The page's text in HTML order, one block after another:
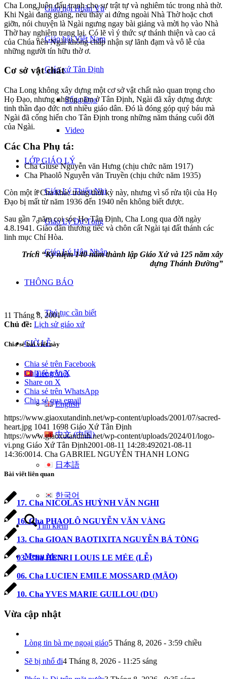
Giáo hội Hoàn Vũ
Giáo hội Việt Nam
Giáo xứ Tân Định
Sống Đạo
Video
LỚP GIÁO LÝ
Giáo Lý Thiếu Nhi
Giáo Lý Dự Tòng
Giáo Lý Hôn Nhân
THÔNG BÁO
Thủ tục cần biết
GIỜ LỄ
Tiếng Việt
English
中文 (中国)
日本語
한국어
Tìm kiếm
Menu Menu
Cha Long luôn đấu tranh cho sự trật tự và nghiêm túc trong nhà thờ.
Khi Ngài đang giảng, nếu thấy ai đứng ngoài Nhà Thờ hoặc chơi
giỡn, nói chuyện là Ngài ngưng ngay bài giảng và mời họ vào Nhà
Thờ hay nghiêm trang lại. Có lẽ vì ý thức sự thánh thiện và cao cả
của Chúa nên Ngài không chấp nhận sự lãnh đạm và vô lễ của
những người tín hữu thờ ơ.
Cơ sở vật chất
Cha Long không xây dựng một cơ sở vật chất nào quan trọng cho
Họ Đạo, nhưng những năm ở Tân Định, Ngài đã xây dựng được
tinh thần đạo đức nơi nhiều giáo dân. Đó là đóng góp quý báu mà
Ngài đã cống hiến cho Tân Định trong những năm tháng cuối đời
của Ngài.
Các Cha Phụ tá:
Cha Giuse Nguyễn văn Hưng (chịu chức năm 1917)
Cha Phaolô Nguyễn văn Truyền (chịu chức năm 1935)
Còn một ít Cha khác trong thời kỳ này, nhưng vì sổ rửa tội của Họ
Đạo bị mất từ năm 1936 đến 1940 nên không biết được.
Sau gần 7 năm coi sóc Họ Tân Định, Cha Long qua đời ngày
4.8.1941. Giáo dân thương tiếc và chôn cất Ngài tại đất thánh các
linh mục Chí Hòa.
Trích “Kỷ niệm 140 năm thành lập Giáo Xứ và 125 năm xây
dựng Thánh Đường”
11 Tháng 8, 2001
Chủ đề: Lịch sử giáo xứ
Chia sẻ bài viết này
Chia sẻ trên Facebook
Chia sẻ trên X
Share on X
Chia sẻ trên WhatsApp
Chia sẻ qua email
https://www.giaoxutandinh.net/wp-content/uploads/2001/07/sacred-
heart.jpg 1041 1698 Giáo Xứ Tân Định
https://www.giaoxutandinh.net/wp-content/uploads/2024/01/logo-
vi.png Giáo Xứ Tân Định2001-08-11 14:28:492021-08-11
14:36:0014. Cha GABRIEL NGUYỄN THANH LONG
Bài viết liên quan
17. Cha NICOLAS HUỲNH VĂN NGHI
16. Cha PHAOLÔ NGUYỄN VĂN VÀNG
13. Cha GIOAN BAOTIXITA NGUYỄN BÁ TÒNG
03. Cha HENRI LOUIS LE MÉE (LỄ)
06. Cha LUCIEN EMILE MOSSARD (MÃO)
10. Cha YVES MARIE GUILLOU (DU)
Vừa cập nhật
Lòng tin bà mẹ ngoại giáo5 Tháng 8, 2026 - 3:59 chiều
Sẽ bị nhổ đi4 Tháng 8, 2026 - 11:25 sáng